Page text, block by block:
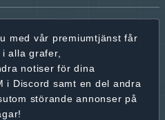
med vår premiumtjänst får
i alla grafer,
notiser för dina
i Discord samt en del andra
störande annonser på